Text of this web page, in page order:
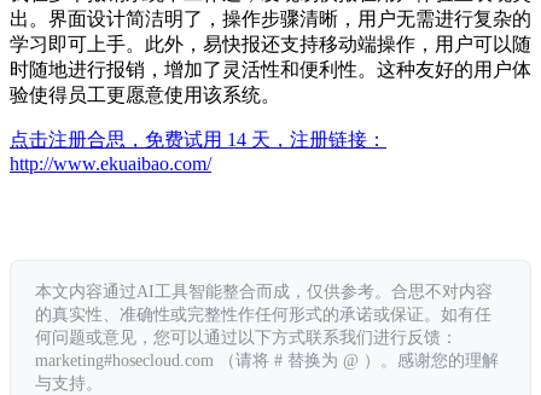
出。界面设计简洁明了，操作步骤清晰，用户无需进行复杂的
学习即可上手。此外，易快报还支持移动端操作，用户可以随
时随地进行报销，增加了灵活性和便利性。这种友好的用户体
验使得员工更愿意使用该系统。
点击注册合思，免费试用 14 天，注册链接：
http://www.ekuaibao.com/
本文内容通过AI工具智能整合而成，仅供参考。合思不对内容
的真实性、准确性或完整性作任何形式的承诺或保证。如有任
何问题或意见，您可以通过以下方式联系我们进行反馈：
marketing#hosecloud.com （请将 # 替换为 @ ）。感谢您的理解
与支持。